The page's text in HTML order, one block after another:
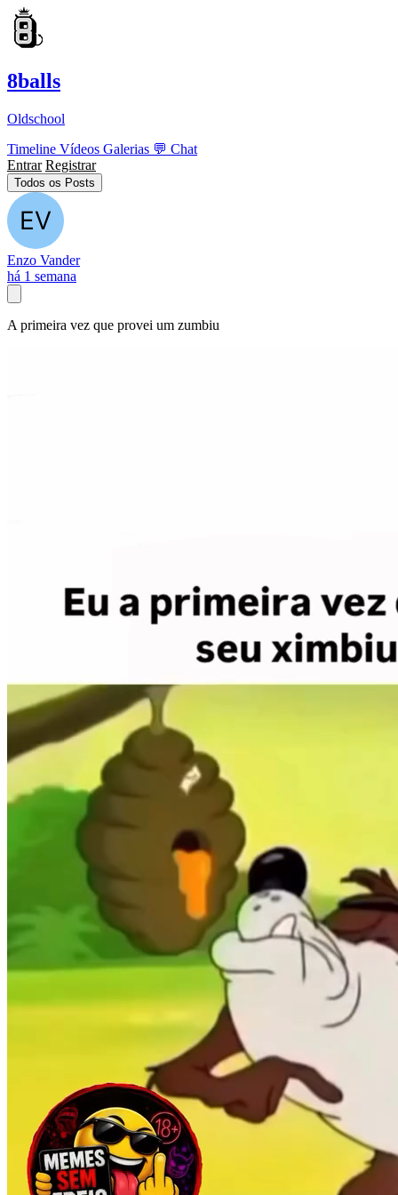
8balls
Oldschool
Timeline Vídeos Galerias 💬 Chat
Entrar Registrar
Todos os Posts
Enzo Vander
há 1 semana
A primeira vez que provei um zumbiu